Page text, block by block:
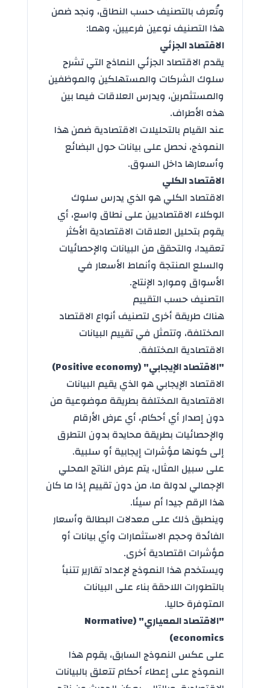
وتُعرف بالتصنيف حسب النطاق، ونجد ضمن
هذا التصنيف نوعين فرعيين، وهما:
الاقتصاد الجزئي
يقدم الاقتصاد الجزئي النماذج التي تشرح
سلوك الشركات والمستهلكين والموظفين
والمستثمرين، ويدرس العلاقات فيما بين
هذه الأطراف.
عند القيام بالتحليلات الاقتصادية ضمن هذا
النموذج، نحصل على بيانات حول البضائع
وأسعارها داخل السوق.
الاقتصاد الكلي
الاقتصاد الكلي هو الذي يدرس سلوك
الوكلاء الاقتصاديين على نطاق واسع، أي
يقوم بتحليل العلاقات الاقتصادية الأكثر
تعقيدا، والتحقق من البيانات والإحصائيات
والسلع المنتجة وأنماط الأسعار في
الأسواق وموارد الإنتاج.
التصنيف حسب التقييم
هناك طريقة أخرى لتصنيف أنواع الاقتصاد
المختلفة، وتتمثل في تقييم البيانات
الاقتصادية المختلفة.
"الاقتصاد الإيجابي" (Positive economy)
الاقتصاد الإيجابي هو الذي يقيم البيانات
الاقتصادية المختلفة بطريقة موضوعية من
دون إصدار أي أحكام، أي عرض الأرقام
والإحصائيات بطريقة محايدة بدون التطرق
إلى كونها مؤشرات إيجابية أو سلبية.
على سبيل المثال، يتم عرض الناتج المحلي
الإجمالي لدولة ما، من دون تقييم إذا ما كان
هذا الرقم جيدا أم سيئا.
وينطبق ذلك على معدلات البطالة وأسعار
الفائدة وحجم الاستثمارات وأي بيانات أو
مؤشرات اقتصادية أخرى.
ويستخدم هذا النموذج لإعداد تقارير تتنبأ
بالتطورات اللاحقة بناء على البيانات
المتوفرة حاليا.
"الاقتصاد المعياري" (Normative
economics)
على عكس النموذج السابق، يقوم هذا
النموذج على إعطاء أحكام تتعلق بالبيانات